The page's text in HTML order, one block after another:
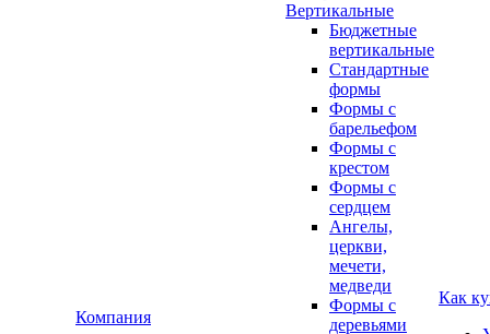
Компания
Вертикальные
Бюджетные
вертикальные
Стандартные
формы
Формы с
барельефом
Формы с
крестом
Формы с
сердцем
Ангелы,
церкви,
мечети,
медведи
Формы с
деревьями
Как